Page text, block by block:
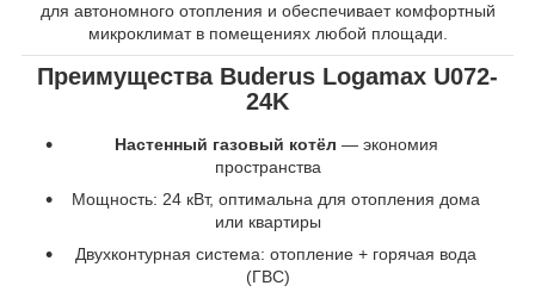
для автономного отопления и обеспечивает комфортный
микроклимат в помещениях любой площади.
Преимущества Buderus Logamax U072-
24K
Настенный газовый котёл — экономия
пространства
Мощность: 24 кВт, оптимальна для отопления дома
или квартиры
Двухконтурная система: отопление + горячая вода
(ГВС)